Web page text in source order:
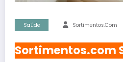
Saúde Sortimentos.com
Sortimentos.com